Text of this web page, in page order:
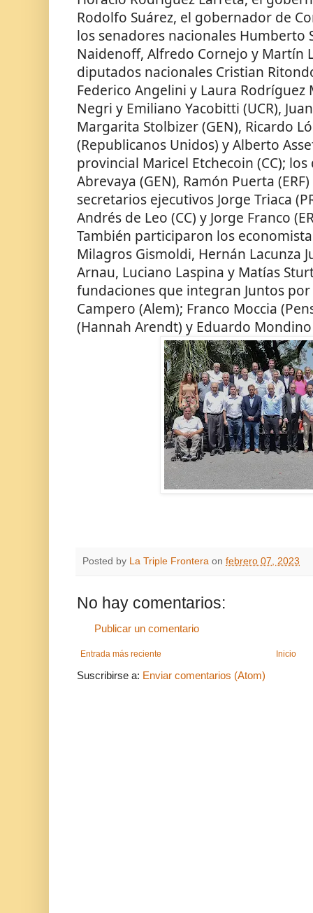
Rodolfo Suárez, el gobernador de
los senadores nacionales Humberto
Naidenoff, Alfredo Cornejo y Martín
diputados nacionales Cristian
Federico Angelini y Laura Rodríguez
Negri y Emiliano Yacobitti (UCR),
Margarita Stolbizer (GEN), Ricardo
(Republicanos Unidos) y Alberto
provincial Maricel Etchecoin (CC);
Abrevaya (GEN), Ramón Puerta
secretarios ejecutivos Jorge Triaca
Andrés de Leo (CC) y Jorge Franco
También participaron los
Milagros Gismoldi, Hernán Lacunza
Arnau, Luciano Laspina y Matías
fundaciones que integran Juntos
Campero (Alem); Franco Moccia
(Hannah Arendt) y Eduardo
Posted by La Triple Frontera on febrero 07, 2023
No hay comentarios:
Publicar un comentario
Entrada más reciente Inicio
Suscribirse a: Enviar comentarios (Atom)